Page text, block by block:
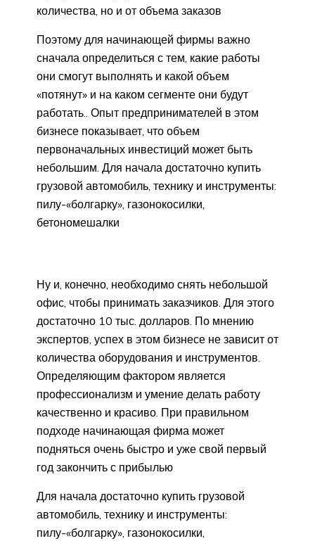
количества, но и от объема заказов
Поэтому для начинающей фирмы важно
сначала определиться с тем, какие работы
они смогут выполнять и какой объем
«потянут» и на каком сегменте они будут
работать.. Опыт предпринимателей в этом
бизнесе показывает, что объем
первоначальных инвестиций может быть
небольшим. Для начала достаточно купить
грузовой автомобиль, технику и инструменты:
пилу-«болгарку», газонокосилки,
бетономешалки
Ну и, конечно, необходимо снять небольшой
офис, чтобы принимать заказчиков. Для этого
достаточно 10 тыс. долларов. По мнению
экспертов, успех в этом бизнесе не зависит от
количества оборудования и инструментов.
Определяющим фактором является
профессионализм и умение делать работу
качественно и красиво. При правильном
подходе начинающая фирма может
подняться очень быстро и уже свой первый
год закончить с прибылью
Для начала достаточно купить грузовой
автомобиль, технику и инструменты:
пилу-«болгарку», газонокосилки,